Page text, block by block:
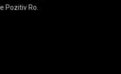
Pozitiv Ro.